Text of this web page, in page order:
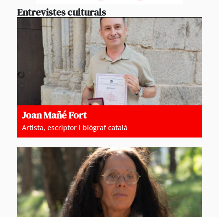
Entrevistes culturals
Joan Mañé Fort
Artista, escriptor i biògraf català